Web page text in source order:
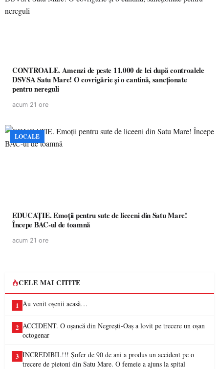
CONTROALE. Amenzi de peste 11.000 de lei după controalele
DSVSA Satu Mare! O covrigărie și o cantină, sancționate
pentru nereguli
acum 21 ore
LOCALE
EDUCAȚIE. Emoții pentru sute de liceeni din Satu Mare!
Începe BAC-ul de toamnă
acum 21 ore
CELE MAI CITITE
1 Au venit oșenii acasă…
2 ACCIDENT. O oșancă din Negrești-Oaș a lovit pe trecere un oșan
octogenar
3 INCREDIBIL!!! Șofer de 90 de ani a produs un accident pe o
trecere de pietoni din Satu Mare. O femeie a ajuns la spital